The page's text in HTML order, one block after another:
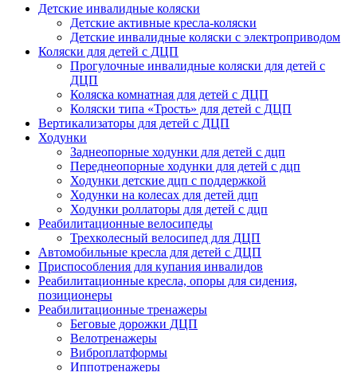
Детские инвалидные коляски
Детские активные кресла-коляски
Детские инвалидные коляски с электроприводом
Коляски для детей с ДЦП
Прогулочные инвалидные коляски для детей с
ДЦП
Коляска комнатная для детей с ДЦП
Коляски типа «Трость» для детей с ДЦП
Вертикализаторы для детей с ДЦП
Ходунки
Заднеопорные ходунки для детей с дцп
Переднеопорные ходунки для детей с дцп
Ходунки детские дцп с поддержкой
Ходунки на колесах для детей дцп
Ходунки роллаторы для детей с дцп
Реабилитационные велосипеды
Трехколесный велосипед для ДЦП
Автомобильные кресла для детей с ДЦП
Приспособления для купания инвалидов
Реабилитационные кресла, опоры для сидения,
позиционеры
Реабилитационные тренажеры
Беговые дорожки ДЦП
Велотренажеры
Виброплатформы
Иппотренажеры